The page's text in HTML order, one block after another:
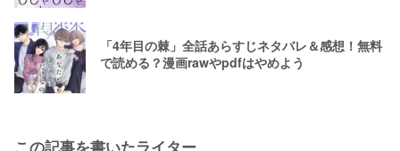
「4年目の棘」全話あらすじネタバレ＆感想！無料
で読める？漫画rawやpdfはやめよう
この記事を書いたライター